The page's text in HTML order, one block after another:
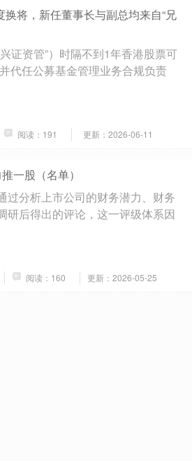
将，新任董事长与副总均来自“兄
证资管”）时隔不到1年香港股票可
代任公募基金管理业务合规负责
阅读：191 更新：2026-06-11
一股（名单）
过分析上市公司的财务潜力、财务
研后得出的评论，这一评级体系因
阅读：160 更新：2026-05-25